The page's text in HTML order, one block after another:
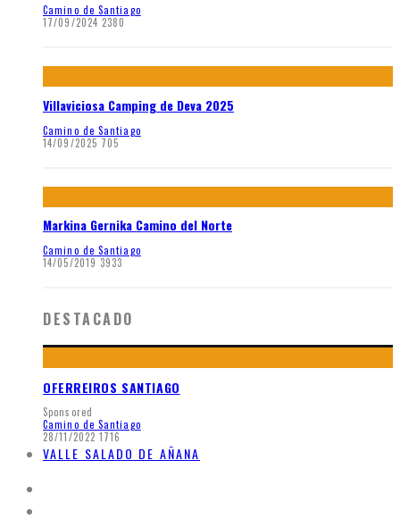
Camino de Santiago
17/09/2024 2380
Villaviciosa Camping de Deva 2025
Camino de Santiago
14/09/2025 705
Markina Gernika Camino del Norte
Camino de Santiago
14/05/2019 3933
DESTACADO
OFERREIROS SANTIAGO
Sponsored
Camino de Santiago
28/11/2022 1716
VALLE SALADO DE AÑANA